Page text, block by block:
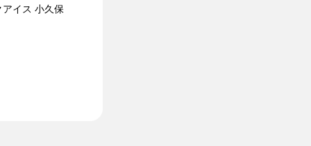
アイス 小久保